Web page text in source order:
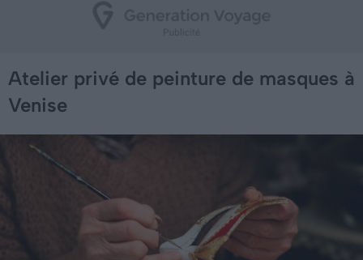
Atelier privé de peinture de masques à
Venise